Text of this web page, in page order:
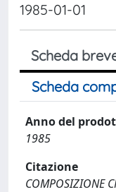
1985-01-01
Scheda
Scheda
Anno del
1985
Citazione
COMPOSIZIONE